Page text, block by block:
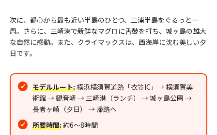
次に、都心から最も近い半島のひとつ、三浦半島をぐるっと一
周。さらに、三崎港で新鮮なマグロに舌鼓を打ち、城ヶ島の雄大
な自然に感動。また、クライマックスは、西海岸に沈む美しい夕
日です。
モデルルート:横浜横須賀道路「衣笠IC」→ 横須賀美
術館 → 観音崎 → 三崎港（ランチ） → 城ヶ島公園 →
長者ヶ崎（夕日） → 帰路へ
所要時間:約6〜8時間